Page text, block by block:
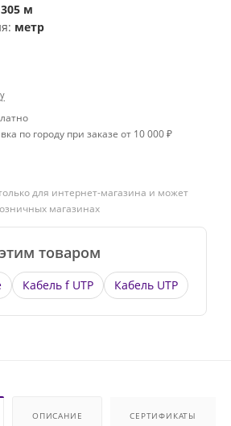
305 м
метр
по городу при заказе от 10 000 ₽
для интернет-магазина и может
магазинах
товаром
Кабель f UTP Кабель UTP
ОПИСАНИЕ СЕРТИФИКАТЫ